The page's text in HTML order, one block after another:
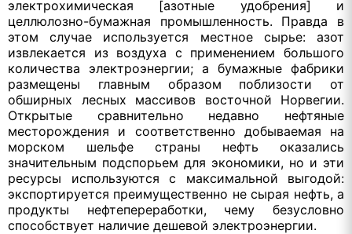
электрохимическая [азотные удобрения] и
целлюлозно-бумажная промышленность. Правда в
этом случае используется местное сырье: азот
извлекается из воздуха с применением большого
количества электроэнергии; а бумажные фабрики
размещены главным образом поблизости от
обширных лесных массивов восточной Норвегии.
Открытые сравнительно недавно нефтяные
месторождения и соответственно добываемая на
морском шельфе страны нефть оказались
значительным подспорьем для экономики, но и эти
ресурсы используются с максимальной выгодой:
экспортируется преимущественно не сырая нефть, а
продукты нефтепереработки, чему безусловно
способствует наличие дешевой электроэнергии.